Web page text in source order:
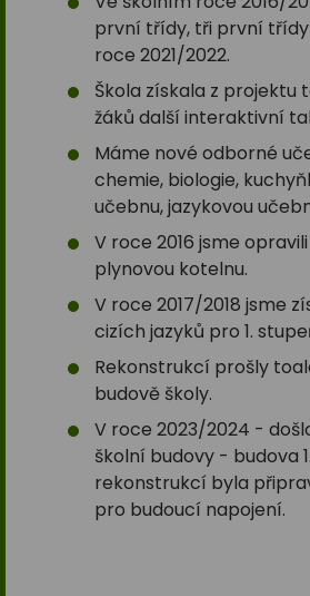
první třídy, tři první
roce 2021/2022.
Škola získala z projektu
žáků další interaktivní
Máme nové odborné
chemie, biologie,
učebnu, jazykovou
V roce 2016 jsme
plynovou kotelnu.
V roce 2017/2018 jsme
cizích jazyků pro 1.
Rekonstrukcí prošly
budově školy.
V roce 2023/2024 -
školní budovy - budova
rekonstrukcí byla
pro budoucí napojení.